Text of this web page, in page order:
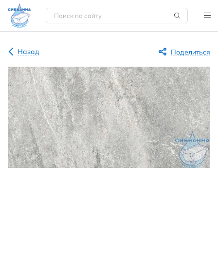
Назад Поделиться